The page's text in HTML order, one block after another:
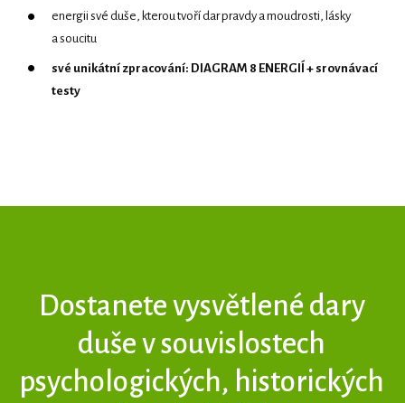
energii své duše, kterou tvoří dar pravdy a moudrosti, lásky
a soucitu
své unikátní zpracování: DIAGRAM 8 ENERGIÍ + srovnávací
testy
Dostanete vysvětlené dary
duše v souvislostech
psychologických, historických